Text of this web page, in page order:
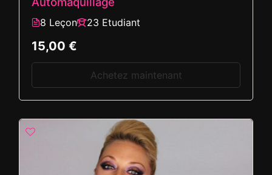
8 Leçon 23 Etudiant
15,00 €
Achetez maintenant